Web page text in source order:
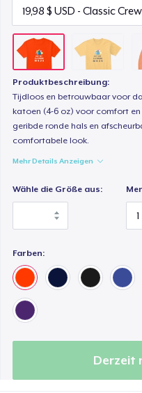
Produktbeschreibung:
Tijdloos en betrouwbaar voor
katoen (4-6 oz) voor comfort
geribde ronde hals en
comfortabele look.
Mehr Details Anzeigen
Wähle die Größe aus:
Farben:
Derzeit
Unisex
39,98 $
Triblend Tee
Comfort Tee
19,98 $
Women's Maple
Unisex Classic
Women's
19,98 $
21,98 $